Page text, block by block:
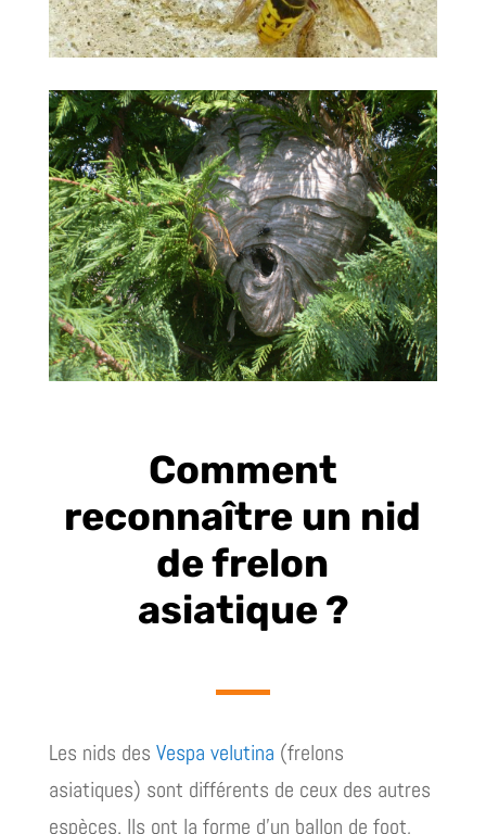
Comment
reconnaître un nid
de frelon
asiatique ?
Les nids des Vespa velutina (frelons
asiatiques) sont différents de ceux des autres
espèces. Ils ont la forme d’un ballon de foot,